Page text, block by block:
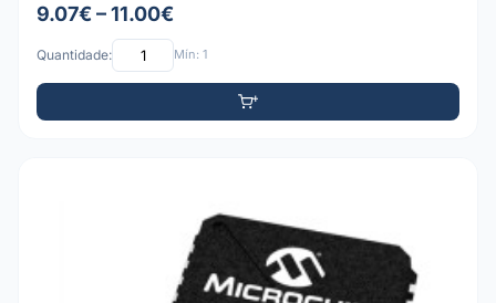
9.07€ – 11.00€
Quantidade: Mín: 1